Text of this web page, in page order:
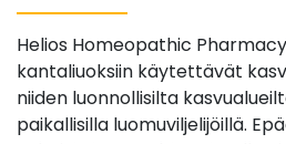
Helios Homeopathic
kantaliuoksiin käytettävät
niiden luonnollisilta
paikallisilla luomuviljelijöillä.